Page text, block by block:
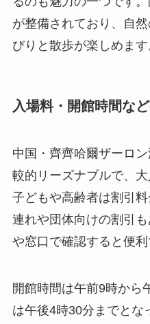
が整備されており、自
びりと散歩が楽しめます
入場料・開館時間な
中国・齊齊哈爾ザーロ
較的リーズナブルで、大
子どもや高齢者は割引
連れや団体向けの割引
や窓口で確認すると便利
開館時間は午前9時から
は午後4時30分までとな